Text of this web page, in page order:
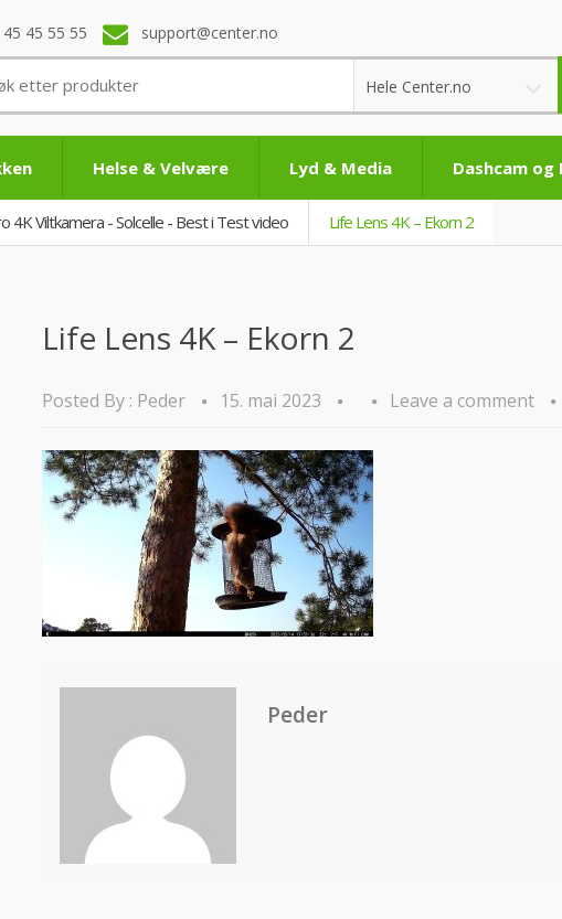
45 45 55 55 support@center.no
Hele Center.no
Helse & Velvære Lyd & Media Dashcam og
4K Viltkamera - Solcelle - Best i Test video Life Lens 4K – Ekorn 2
Life Lens 4K – Ekorn 2
Posted By : Peder 15. mai 2023 Leave a comment
Peder